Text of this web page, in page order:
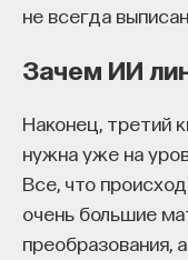
не всегда
Зачем ИИ
Наконец, третий
нужна уже на
Все, что
очень большие
преобразования,